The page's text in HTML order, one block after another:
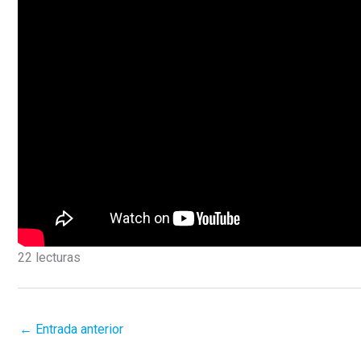
22 lecturas
← Entrada anterior